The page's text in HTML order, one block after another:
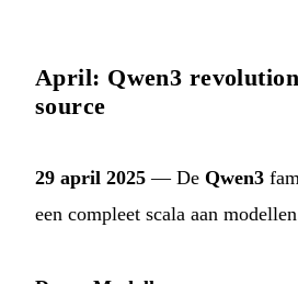
April: Qwen3
source
29 april 2025 — De Qwen3
een compleet scala aan